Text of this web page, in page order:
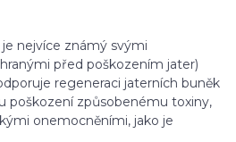
nejvíce známý svými
před poškozením jater)
regeneraci jaterních buněk
poškození způsobenému toxiny,
onemocněními, jako je